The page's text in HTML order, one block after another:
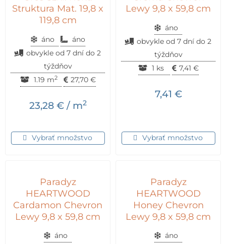
Struktura Mat. 19,8 x
119,8 cm
áno
áno
obvykle od 7 dní do 2
týždňov
1.19 m2 27,70 €
23,28 €/ m2
Vybrať množstvo
Lewy 9,8 x 59,8 cm
áno
obvykle od 7 dní do 2
týždňov
1 ks
7,41 €
7,41 €
Vybrať množstvo
Paradyz
HEARTWOOD
Cardamon Chevron
Lewy 9,8 x 59,8 cm
áno
Paradyz
HEARTWOOD
Honey Chevron
Lewy 9,8 x 59,8 cm
áno